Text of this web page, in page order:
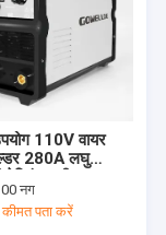
110V वायर
280A लघु
नग
कीमत पता करें